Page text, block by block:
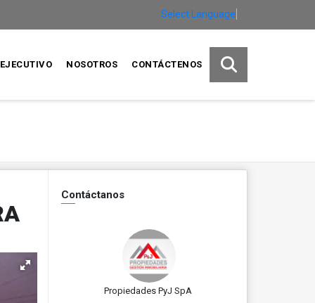
Select Language
EJECUTIVO NOSOTROS CONTÁCTENOS
Contáctanos
Propiedades PyJ SpA